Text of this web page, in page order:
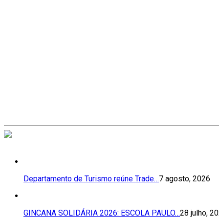
Departamento de Turismo reúne Trade…7 agosto, 2026
GINCANA SOLIDÁRIA 2026: ESCOLA PAULO…28 julho,